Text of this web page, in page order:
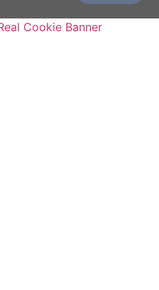
Cookie Banner